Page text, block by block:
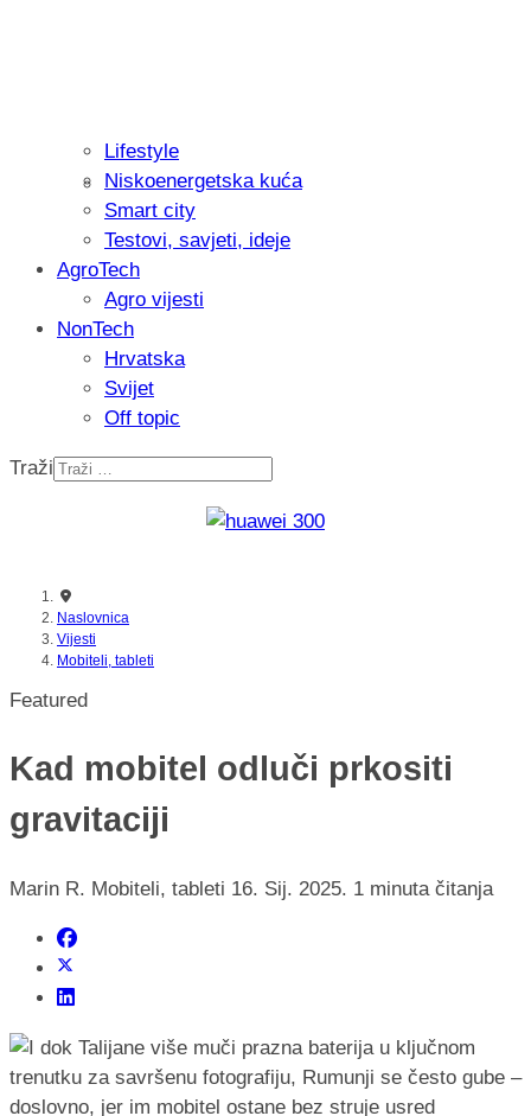
Isprobali smo: Thermostar
Recenzija: Einhell Professional CP-
nikada prije
Lifestyle
Niskoenergetska kuća
Smart city
Testovi, savjeti, ideje
AgroTech
Agro vijesti
NonTech
Hrvatska
Svijet
Off topic
Traži
Naslovnica
Vijesti
Mobiteli, tableti
Featured
Kad mobitel odluči prkositi
gravitaciji
Marin R. Mobiteli, tableti 16. Sij. 2025. 1 minuta čitanja